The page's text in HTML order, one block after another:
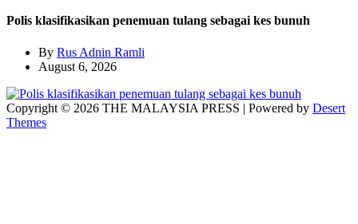
Polis klasifikasikan penemuan tulang sebagai kes bunuh
By Rus Adnin Ramli
August 6, 2026
Copyright © 2026 THE MALAYSIA PRESS | Powered by Desert
Themes